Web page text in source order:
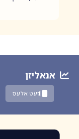
אנאליזן
זעט אלעס